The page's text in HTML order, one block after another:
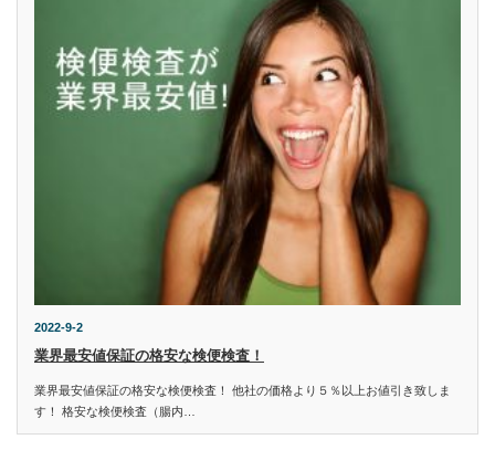
2022-9-2
業界最安値保証の格安な検便検査！
業界最安値保証の格安な検便検査！ 他社の価格より５％以上お値引き致しま
す！ 格安な検便検査（腸内…